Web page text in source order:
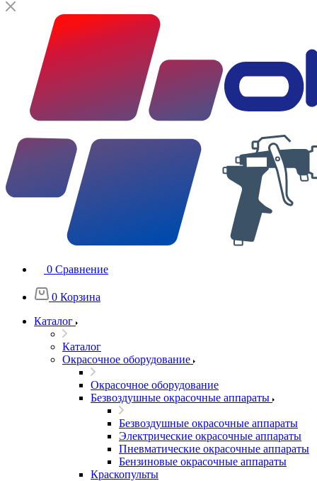
0 Сравнение
0 Корзина
Каталог
Каталог
Окрасочное оборудование
Окрасочное оборудование
Безвоздушные окрасочные аппараты
Безвоздушные окрасочные аппараты
Электрические окрасочные аппараты
Пневматические окрасочные аппараты
Бензиновые окрасочные аппараты
Краскопульты